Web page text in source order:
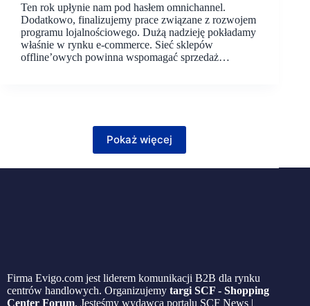
Ten rok upłynie nam pod hasłem omnichannel.
Dodatkowo, finalizujemy prace związane z rozwojem
programu lojalnościowego. Dużą nadzieję pokładamy
właśnie w rynku e-commerce. Sieć sklepów
offline’owych powinna wspomagać sprzedaż…
Pokaż więcej
Firma Evigo.com jest liderem komunikacji B2B dla rynku
centrów handlowych. Organizujemy targi SCF - Shopping
Center Forum. Jesteśmy wydawcą portalu SCF News |